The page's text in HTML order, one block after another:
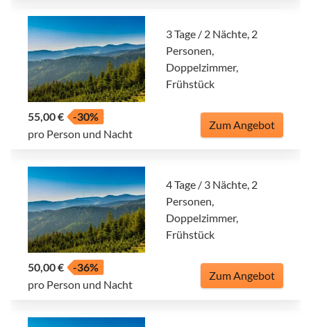
3 Tage / 2 Nächte, 2
Personen,
Doppelzimmer,
Frühstück
55,00 €
-30%
pro Person und Nacht
Zum Angebot
4 Tage / 3 Nächte, 2
Personen,
Doppelzimmer,
Frühstück
50,00 €
-36%
pro Person und Nacht
Zum Angebot